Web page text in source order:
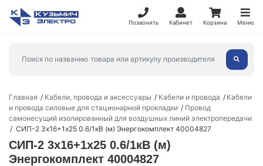
Позвонить Кабинет Корзина Меню
Главная Кабели, провода и аксессуары Кабели и провода
Кабели
и провода силовые для стационарной прокладки
Провод
самонесущий изолированный для воздушных линий электропередачи
СИП-2 3х16+1х25 0.6/1кВ (м) Энергокомплект 40004827
СИП-2 3х16+1х25 0.6/1кВ (м)
Энергокомплект 40004827